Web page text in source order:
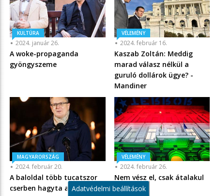
KULTÚRA
2024. január 26.
A woke-propaganda
gyöngyszeme
VÉLEMÉNY
2024. február 16.
Kaszab Zoltán: Meddig
marad válasz nélkül a
guruló dollárok ügye? -
Mandiner
MAGYARORSZÁG
2024. február 20.
A baloldal több tucatszor
cserben hagyta a
VÉLEMÉNY
2024. február 26.
Nem vész el, csak átalakul
Adatvédelmi beállítások